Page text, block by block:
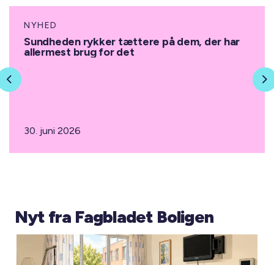
Previous
NYHED
Sundheden rykker tættere på dem, der har
allermest brug for det
30. juni 2026
Nyt fra Fagbladet Boligen